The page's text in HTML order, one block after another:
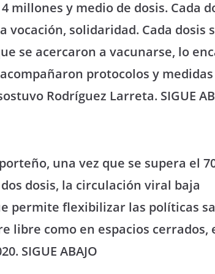
millones y medio de dosis. Cada
vocación, solidaridad. Cada dosis
se acercaron a vacunarse, lo
protocolos y
Rodríguez Larreta. SIGUE
una vez que se supera el
dosis, la circulación viral baja
permite flexibilizar las políticas
libre como en espacios
SIGUE ABAJO